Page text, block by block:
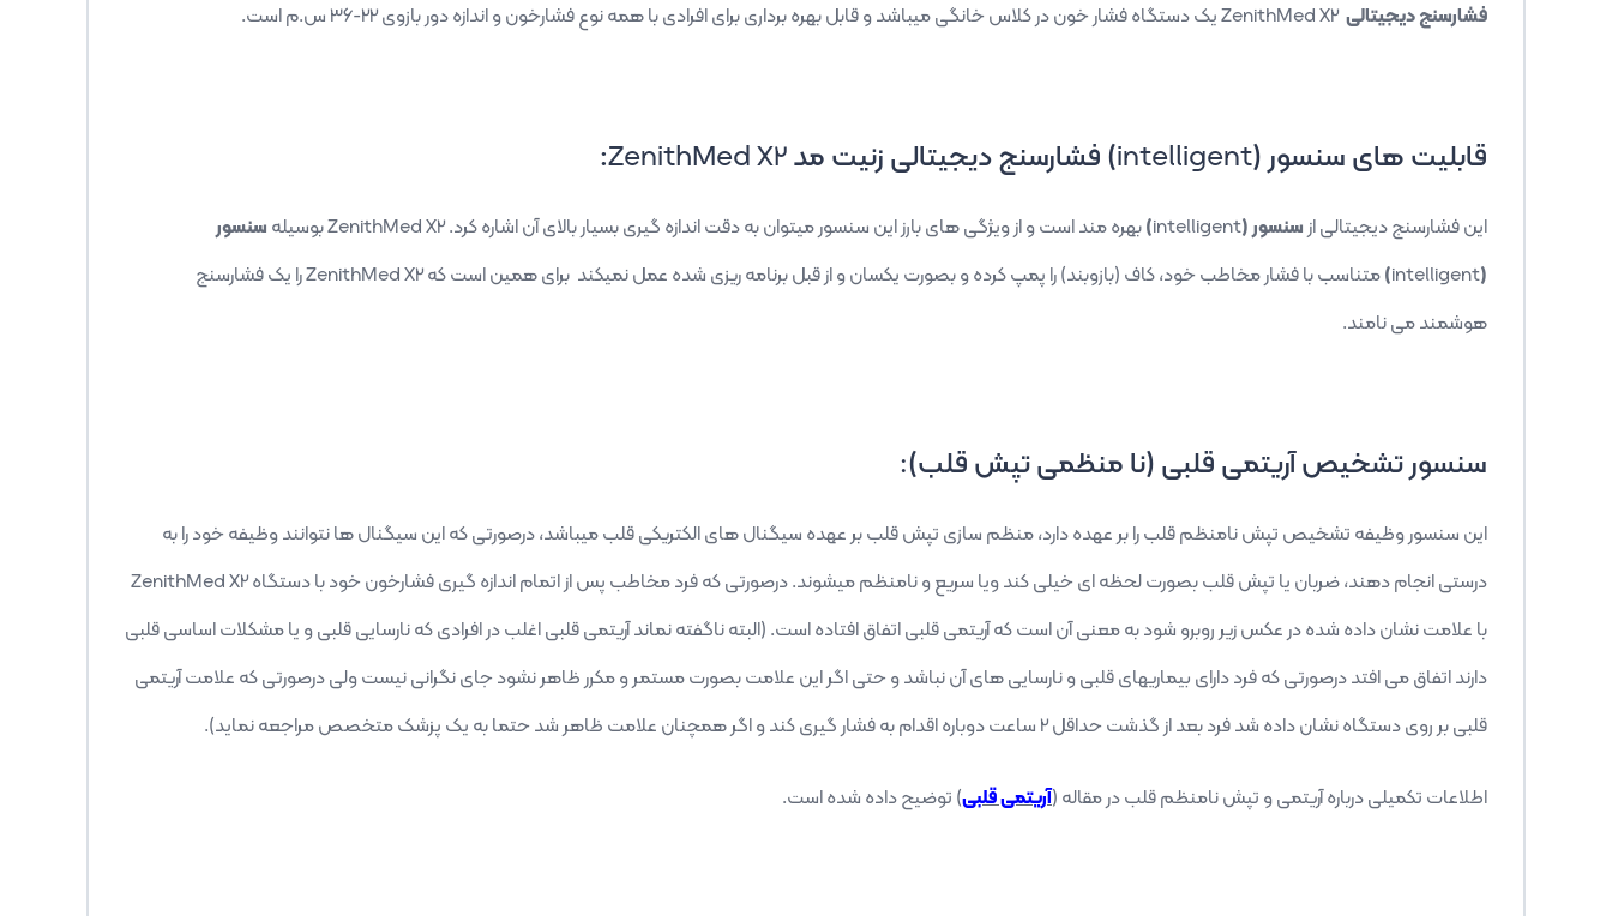
فشارسنج دیجیتالی ZenithMed X2یک دستگاه فشار خون در کلاس خانگی میباشد و قابل بهره برداری برای افرادی با همه نوع فشارخون و اندازه دور بازوی 22-36 س.م است.
قابلیت های سنسور (intelligent) فشارسنج دیجیتالی زنیت مدZenithMed X2
:
این فشارسنج دیجیتالی از سنسور (intelligent
)بهره مند است و از ویژگی های بارز این سنسور میتوان به دقت اندازه گیری بسیار بالای آن اشاره کرد.ZenithMed X2بوسیله سنسور
(
intelligent
)متناسب با فشار مخاطب خود، کاف (بازوبند) را پمپ کرده و بصورت یکسان و از قبل برنامه ریزی شده عمل نمیکند برای همین است کهZenithMed X2را یک فشارسنج
هوشمند می نامند.
سنسور تشخیص آریتمی قلبی (نا منظمی تپش قلب):
این سنسور وظیفه تشخیص تپش نامنظم قلب را بر عهده دارد، منظم سازی تپش قلب بر عهده سیگنال های الکتریکی قلب میباشد، درصورتی که این سیگنال ها نتوانند وظیفه خود را به
درستی انجام دهند، ضربان یا تپش قلب بصورت لحظه ای خیلی کند ویا سریع و نامنظم میشوند. درصورتی که فرد مخاطب پس از اتمام اندازه گیری فشارخون خود با دستگاهZenithMed X2
با علامت نشان داده شده در عکس زیر روبرو شود به معنی آن است که آریتمی قلبی اتفاق افتاده است. (البته ناگفته نماند آریتمی قلبی اغلب در افرادی که نارسایی قلبی و یا مشکلات اساسی قلبی
دارند اتفاق می افتد درصورتی که فرد دارای بیماریهای قلبی و نارسایی های آن نباشد و حتی اگر این علامت بصورت مستمر و مکرر ظاهر نشود جای نگرانی نیست ولی درصورتی که علامت آریتمی
قلبی بر روی دستگاه نشان داده شد فرد بعد از گذشت حداقل 2 ساعت دوباره اقدام به فشار گیری کند و اگر همچنان علامت ظاهر شد حتما به یک پزشک متخصص مراجعه نماید).
اطلاعات تکمیلی درباره آریتمی و تپش نامنظم قلب در مقاله (آریتمی قلبی) توضیح داده شده است.